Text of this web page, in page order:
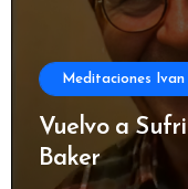
Meditaciones Ivan
Vuelvo a
Baker